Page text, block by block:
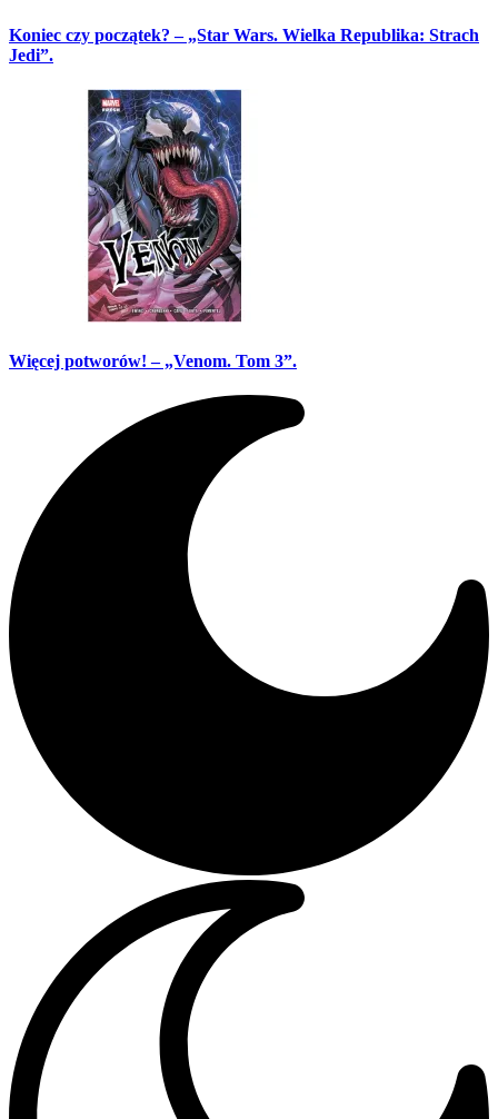
Koniec czy początek? – „Star Wars. Wielka Republika: Strach
Jedi”.
Więcej potworów! – „Venom. Tom 3”.